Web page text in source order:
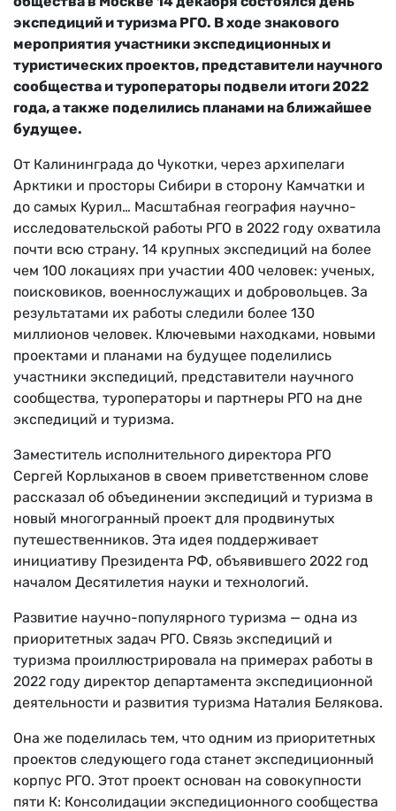
экспедиций и туризма РГО. В ходе знакового
мероприятия участники экспедиционных и
туристических проектов, представители научного
сообщества и туроператоры подвели итоги 2022
года, а также поделились планами на ближайшее
будущее.
От Калининграда до Чукотки, через архипелаги
Арктики и просторы Сибири в сторону Камчатки и
до самых Курил… Масштабная география научно-
исследовательской работы РГО в 2022 году охватила
почти всю страну. 14 крупных экспедиций на более
чем 100 локациях при участии 400 человек: ученых,
поисковиков, военнослужащих и добровольцев. За
результатами их работы следили более 130
миллионов человек. Ключевыми находками, новыми
проектами и планами на будущее поделились
участники экспедиций, представители научного
сообщества, туроператоры и партнеры РГО на дне
экспедиций и туризма.
Заместитель исполнительного директора РГО
Сергей Корлыханов в своем приветственном слове
рассказал об объединении экспедиций и туризма в
новый многогранный проект для продвинутых
путешественников. Эта идея поддерживает
инициативу Президента РФ, объявившего 2022 год
началом Десятилетия науки и технологий.
Развитие научно-популярного туризма — одна из
приоритетных задач РГО. Связь экспедиций и
туризма проиллюстрировала на примерах работы в
2022 году директор департамента экспедиционной
деятельности и развития туризма Наталия Белякова.
Она же поделилась тем, что одним из приоритетных
проектов следующего года станет экспедиционный
корпус РГО. Этот проект основан на совокупности
пяти К: Консолидации экспедиционного сообщества